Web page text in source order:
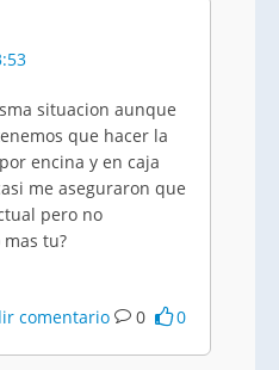
situacion aunque
que hacer la
encina y en caja
me aseguraron que
pero no
tu?
comentario 0 0